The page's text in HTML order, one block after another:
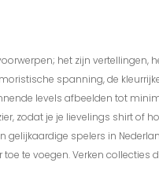
het zijn vertellingen,
spanning, de
levels afbeelden tot
zodat je je lievelings shirt of
spelers in
te voegen. Verken collecties